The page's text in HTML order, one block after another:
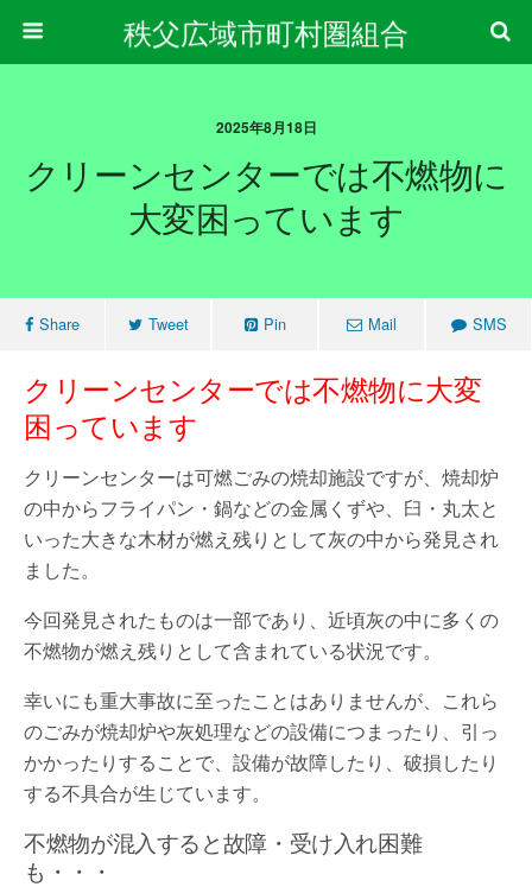
秩父広域市町村圏組合
2025年8月18日
クリーンセンターでは不燃物に
大変困っています
Share Tweet Pin Mail SMS
クリーンセンターでは不燃物に大変
困っています
クリーンセンターは可燃ごみの焼却施設ですが、焼却炉
の中からフライパン・鍋などの金属くずや、臼・丸太と
いった大きな木材が燃え残りとして灰の中から発見され
ました。
今回発見されたものは一部であり、近頃灰の中に多くの
不燃物が燃え残りとして含まれている状況です。
幸いにも重大事故に至ったことはありませんが、これら
のごみが焼却炉や灰処理などの設備につまったり、引っ
かかったりすることで、設備が故障したり、破損したり
する不具合が生じています。
不燃物が混入すると故障・受け入れ困難
も・・・